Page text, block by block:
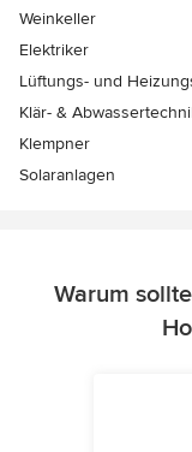
Weinkeller
Elektriker
Lüftungs- und
Klär- &
Klempner
Solaranlagen
Warum